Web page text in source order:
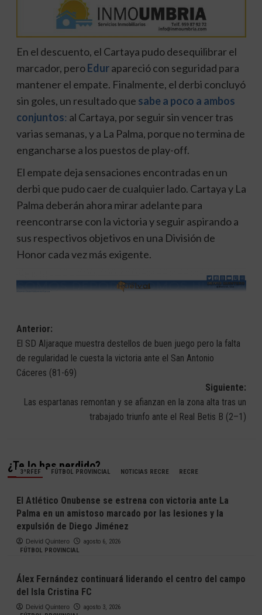
En el descuento, el Cartaya pudo desequilibrar el
marcador, peroEdur apareció con seguridad para
mantener el empate. Finalmente, el derbi concluyó
sin goles, un resultado que sabe a poco a ambos
conjuntos: al Cartaya, por seguir sin vencer tras
varias semanas, y a La Palma, porque no termina de
engancharse a los puestos de play-off.
El empate deja sensaciones encontradas en un
derbi que pudo caer de cualquier lado. Cartaya y La
Palma deberán ahora mirar adelante para
reencontrarse con la victoria y seguir aspirando a
sus respectivos objetivos en una División de
Honor cada vez más exigente.
Navegación
de
entradas
Anterior:
El SD Aljaraque muestra destellos de buen juego pero la falta
de regularidad le cuesta la victoria ante el San Antonio
Cáceres (81-69)
Siguiente:
Las espartanas remontan y se afianzan en la zona alta tras un
trabajado triunfo ante el Real Betis B (2–1)
¿Te lo has perdido?
3ªRFEF FÚTBOL PROVINCIAL NOTICIAS RECRE RECRE
El Atlético Onubense se estrena con victoria ante La
Palma en un amistoso marcado por las lesiones y la
expulsión de Diego Jiménez
Deivid Quintero
agosto 6, 2026
FÚTBOL PROVINCIAL
Álex Fernández continuará liderando el centro del campo
del Isla Cristina FC
Deivid Quintero
agosto 3, 2026